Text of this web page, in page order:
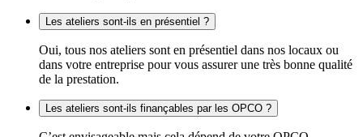
Les ateliers sont-ils en présentiel ?
Oui, tous nos ateliers sont en présentiel dans nos locaux ou
dans votre entreprise pour vous assurer une très bonne qualité
de la prestation.
Les ateliers sont-ils finançables par les OPCO ?